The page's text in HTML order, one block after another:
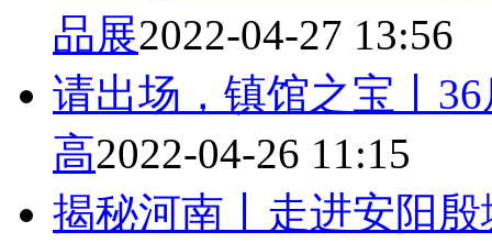
品展2022-04-27 13:56
请出场，镇馆之宝丨
高2022-04-26 11:15
揭秘河南丨走进安阳